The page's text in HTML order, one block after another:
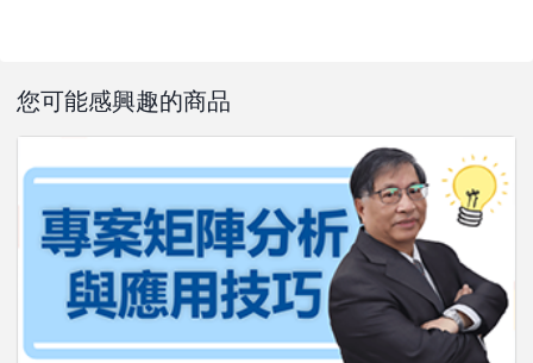
四、活動照片
您可能感興趣的商品